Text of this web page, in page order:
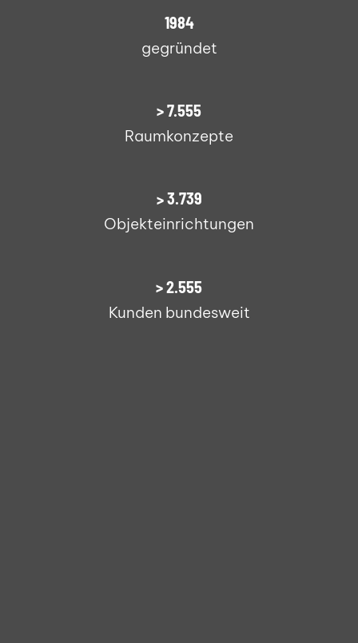
1990
gegründet
>7.600
Raumkonzepte
>3.800
Objekteinrichtungen
>2.600
Kunden bundesweit